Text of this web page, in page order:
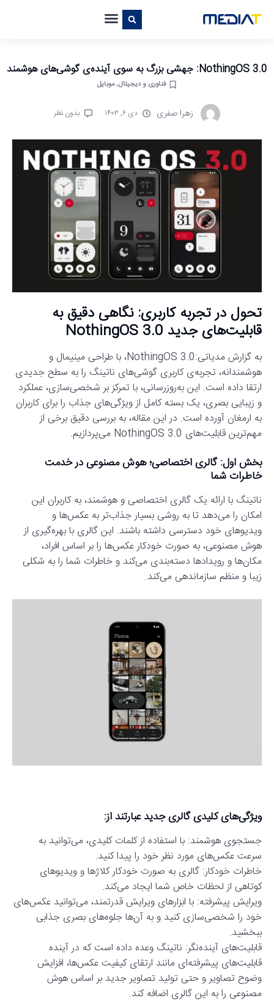
NothingOS 3.0: جهشی بزرگ به سوی آینده‌ی گوشی‌های هوشمند
فناوری و دیجیتال,موبایل
زهرا صفری دی ۶, ۱۴۰۳ بدون نظر
تحول در تجربه کاربری: نگاهی دقیق به
قابلیت‌های جدید NothingOS 3.0
به گزارش مدیاتی:NothingOS 3.0، با طراحی مینیمال و
هوشمندانه، تجربه‌ی کاربری گوشی‌های ناتینگ را به سطح جدیدی
ارتقا داده است. این به‌روزرسانی، با تمرکز بر شخصی‌سازی، عملکرد
و زیبایی بصری، یک بسته کامل از ویژگی‌های جذاب را برای کاربران
به ارمغان آورده است. در این مقاله، به بررسی دقیق برخی از
مهم‌ترین قابلیت‌های NothingOS 3.0 می‌پردازیم.
بخش اول: گالری اختصاصی؛ هوش مصنوعی در خدمت
خاطرات شما
ناتینگ با ارائه یک گالری اختصاصی و هوشمند، به کاربران این
امکان را می‌دهد تا به روشی بسیار جذاب‌تر به عکس‌ها و
ویدیوهای خود دسترسی داشته باشند. این گالری با بهره‌گیری از
هوش مصنوعی، به صورت خودکار عکس‌ها را بر اساس افراد،
مکان‌ها و رویدادها دسته‌بندی می‌کند و خاطرات شما را به شکلی
زیبا و منظم سازماندهی می‌کند.
ویژگی‌های کلیدی گالری جدید عبارتند از:
جستجوی هوشمند: با استفاده از کلمات کلیدی، می‌توانید به
سرعت عکس‌های مورد نظر خود را پیدا کنید.
خاطرات خودکار: گالری به صورت خودکار کلاژها و ویدیوهای
کوتاهی از لحظات خاص شما ایجاد می‌کند.
ویرایش پیشرفته: با ابزارهای ویرایش قدرتمند، می‌توانید عکس‌های
خود را شخصی‌سازی کنید و به آن‌ها جلوه‌های بصری جذابی
ببخشید.
قابلیت‌های آینده‌نگر: ناتینگ وعده داده است که در آینده
قابلیت‌های پیشرفته‌ای مانند ارتقای کیفیت عکس‌ها، افزایش
وضوح تصاویر و حتی تولید تصاویر جدید بر اساس هوش
مصنوعی را به این گالری اضافه کند.